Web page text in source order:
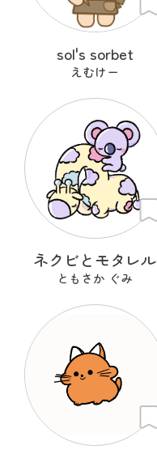
sol's sorbet
えむけー
ネクビとモタレル
ともさか ぐみ